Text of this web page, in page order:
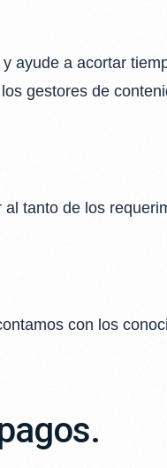
ayude a acortar
gestores de
tanto de los
con los